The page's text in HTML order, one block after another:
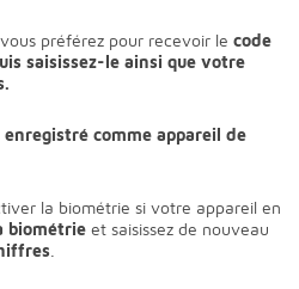
préférez pour recevoir le code
saisissez-le ainsi que votre
comme appareil de
la biométrie si votre appareil en
biométrie et saisissez de nouveau